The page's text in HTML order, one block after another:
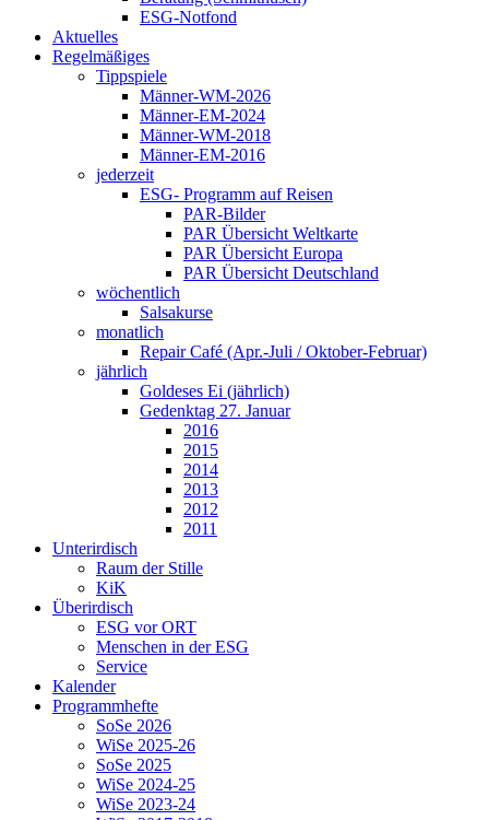
ESG-Notfond
Aktuelles
Regelmäßiges
Tippspiele
Männer-WM-2026
Männer-EM-2024
Männer-WM-2018
Männer-EM-2016
jederzeit
ESG- Programm auf Reisen
PAR-Bilder
PAR Übersicht Weltkarte
PAR Übersicht Europa
PAR Übersicht Deutschland
wöchentlich
Salsakurse
monatlich
Repair Café (Apr.-Juli / Oktober-Februar)
jährlich
Goldeses Ei (jährlich)
Gedenktag 27. Januar
2016
2015
2014
2013
2012
2011
Unterirdisch
Raum der Stille
KiK
Überirdisch
ESG vor ORT
Menschen in der ESG
Service
Kalender
Programmhefte
SoSe 2026
WiSe 2025-26
SoSe 2025
WiSe 2024-25
WiSe 2023-24